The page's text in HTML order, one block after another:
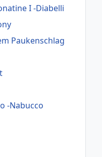
I -Diabelli
Paukenschlag
-Nabucco